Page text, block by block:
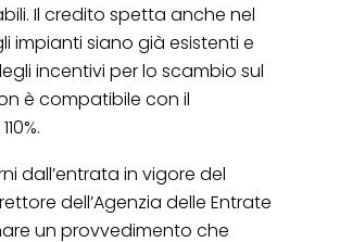
Il credito spetta anche nel
impianti siano già esistenti e
incentivi per lo scambio sul
è compatibile con il
dall’entrata in vigore del
dell’Agenzia delle Entrate
un provvedimento che